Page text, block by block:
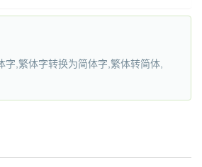
字,繁体字转换为简体字,繁体转简体,